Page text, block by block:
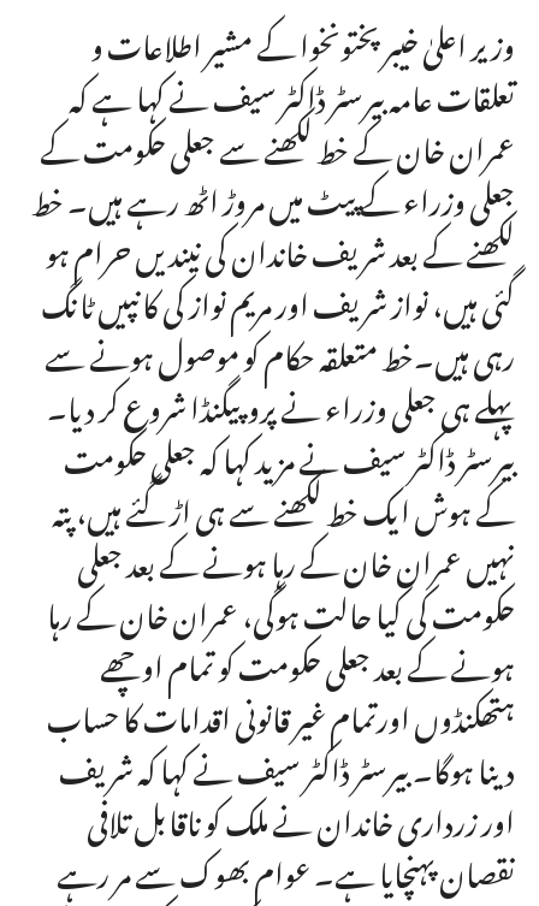
وزیر اعلیٰ خیبر پختونخوا کے مشیر اطلاعات و
تعلقات عامہ بیرسٹر ڈاکٹر سیف نے کہا ہے کہ
عمران خان کے خط لکھنے سے جعلی حکومت کے
جعلی وزراء کے پیٹ میں مروڑ اٹھ رہے ہیں۔ خط
لکھنے کے بعد شریف خاندان کی نیندیں حرام ہو
گئی ہیں، نواز شریف اور مریم نواز کی کانپیں ٹانگ
رہی ہیں۔خط متعلقہ حکام کو موصول ہونے سے
پہلے ہی جعلی وزراء نے پروپیگنڈا شروع کر دیا۔
بیرسٹر ڈاکٹر سیف نے مزید کہا کہ جعلی حکومت
کے ہوش ایک خط لکھنے سے ہی اڑ گئے ہیں، پتہ
نہیں عمران خان کے رہا ہونے کے بعد جعلی
حکومت کی کیا حالت ہوگی، عمران خان کے رہا
ہونے کے بعد جعلی حکومت کو تمام اوچھے
ہتھکنڈوں اورتمام غیر قانونی اقدامات کا حساب
دینا ہوگا۔ بیرسٹر ڈاکٹر سیف نے کہا کہ شریف
اور زرداری خاندان نے ملک کو ناقابل تلافی
نقصان پہنچایا ہے۔ عوام بھوک سے مر رہے